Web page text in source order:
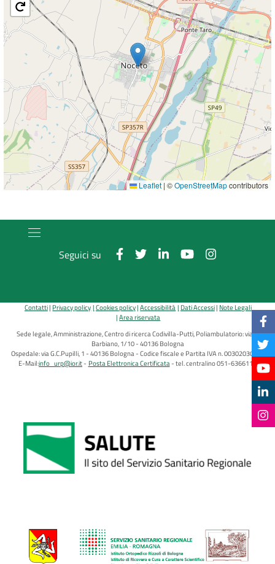
Leaflet | ©OpenStreetMapcontributors
Seguici su
Contatti Privacy policy Cookies policy Accessibilità Dati Accessi Note Legali
Area riservata
Sede legale, Amministrazione, Centro di ricerca Codivilla-Putti, Poliambulatorio: via di
Barbiano, 1/10 - 40136 Bologna
Ospedale: via G.C.Pupilli, 1 - 40136 Bologna - Codice fiscale e Partita IVA n. 00302030374
E-Mail:info_urp@ior.it Posta Elettronica Certificata tel. centralino 051-6366111